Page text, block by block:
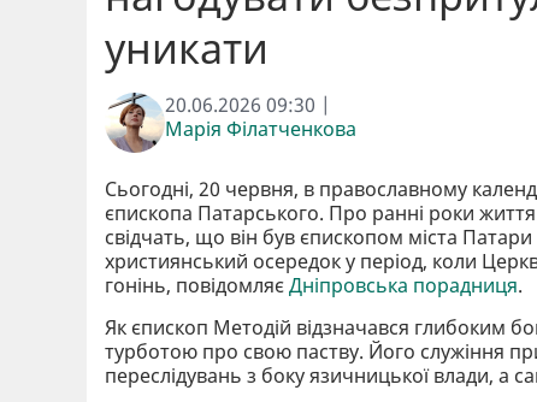
уникати
20.06.2026 09:30 |
Марія Філатченкова
Сьогодні, 20 червня, в православному
єпископа Патарського. Про ранні роки
свідчать, що він був єпископом міста
християнський осередок у період, коли
гонінь, повідомляєДніпровська порадниця.
Як єпископ Методій відзначався глибоким
турботою про свою паству. Його служіння
переслідувань з боку язичницької влади, а